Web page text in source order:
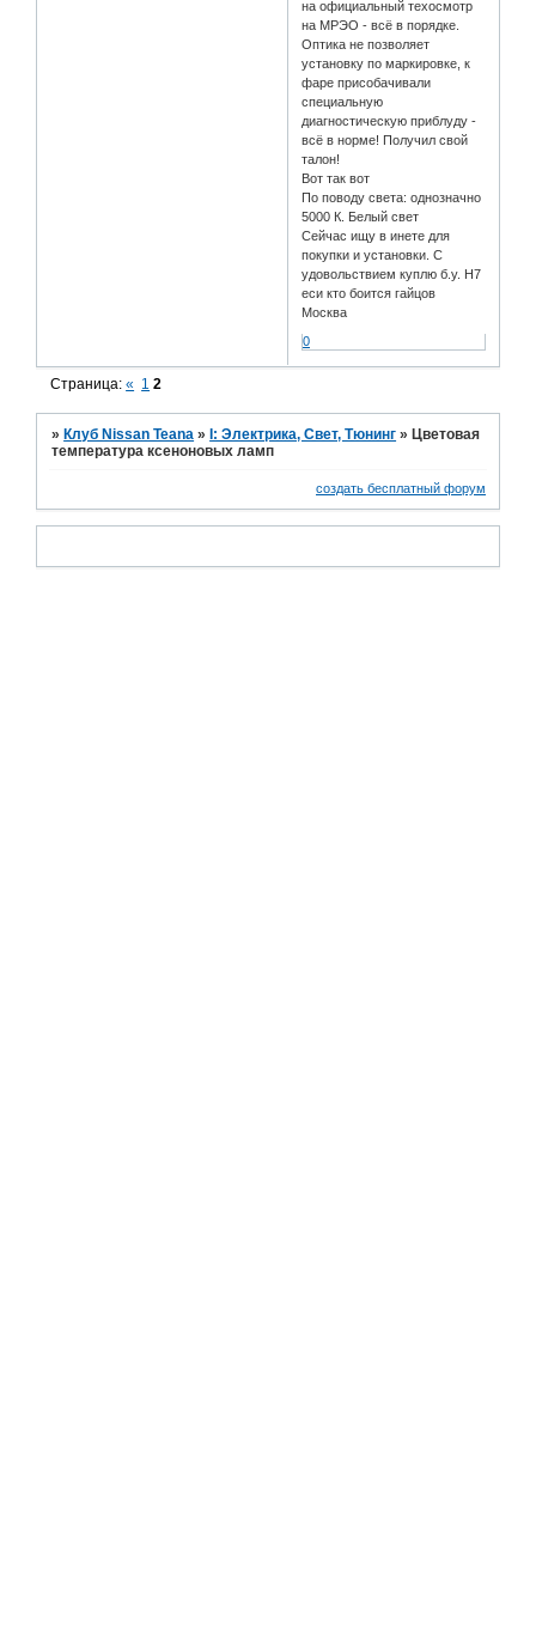
на официальный техосмотр
на МРЭО - всё в порядке.
Оптика не позволяет
установку по маркировке, к
фаре присобачивали
специальную
диагностическую приблуду -
всё в норме! Получил свой
талон!
Вот так вот
По поводу света: однозначно
5000 К. Белый свет
Сейчас ищу в инете для
покупки и установки. С
удовольствием куплю б.у. H7
еси кто боится гайцов
Москва
0
Страница:« 1 2
»Клуб Nissan Teana »I: Электрика, Свет, Тюнинг »Цветовая
температура ксеноновых ламп
создать бесплатный форум